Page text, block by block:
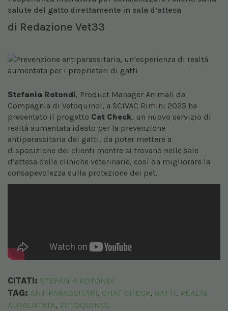
salute del gatto direttamente in sala d’attesa
di Redazione Vet33
Stefania Rotondi, Product Manager Animali da
Compagnia di Vetoquinol, a SCIVAC Rimini 2025 ha
presentato il progetto Cat Check, un nuovo servizio di
realtà aumentata ideato per la prevenzione
antiparassitaria dei gatti, da poter mettere a
disposizione dei clienti mentre si trovano nelle sale
d’attesa delle cliniche veterinarie, così da migliorare la
consapevolezza sulla protezione dei pet.
CITATI: STEFANIA ROTONDI
TAG: ANTIPARASSITARI, CHAT CHECK, GATTI, REALTà
AUMENTATA, VETOQUINOL